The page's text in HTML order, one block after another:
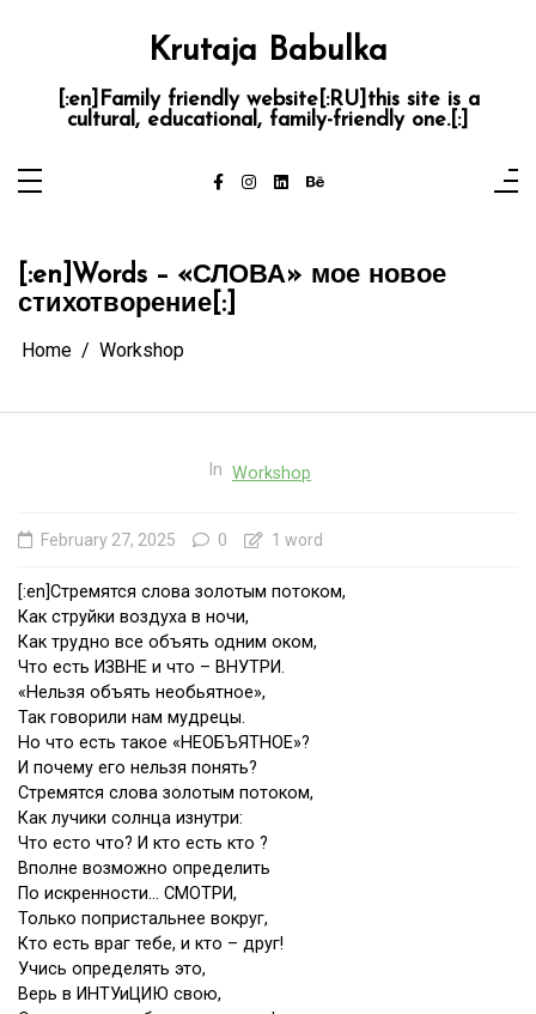
Krutaja Babulka
[:en]Family friendly website[:RU]this site is a
cultural, educational, family-friendly one.[:]
[:en]Words – «СЛОВА» мое новое
стихотворение[:]
Home Workshop
In Workshop
February 27, 2025 0 1 word
[:en]Стремятся слова золотым потоком,
Как струйки воздуха в ночи,
Как трудно все объять одним оком,
Что есть ИЗВНЕ и что – ВНУТРИ.
«Нельзя объять необьятное»,
Так говорили нам мудрецы.
Но что есть такое «НЕОБЪЯТНОЕ»?
И почему его нельзя понять?
Стремятся слова золотым потоком,
Как лучики солнца изнутри:
Что есто что? И кто есть кто ?
Вполне возможно определить
По искренности… СМОТРИ,
Только попристальнее вокруг,
Кто есть враг тебе, и кто – друг!
Учись определять это,
Верь в ИНТУиЦИЮ свою,